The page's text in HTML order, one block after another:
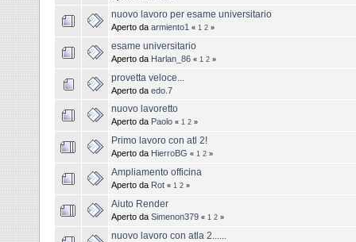
nuovo lavoro per esame universitario
Aperto da armiento1 « 1 2 »
esame universitario
Aperto da Harlan_86 « 1 2 »
provetta veloce...
Aperto da edo.7
nuovo lavoretto
Aperto da Paolo « 1 2 »
Primo lavoro con atl 2!
Aperto da HierroBG « 1 2 »
Ampliamento officina
Aperto da Rot « 1 2 »
Aiuto Render
Aperto da Simenon379 « 1 2 »
nuovo lavoro con atla 2......